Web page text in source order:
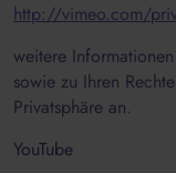
http://vimeo.com/
weitere
sowie zu Ihren
Privatsphäre an.
YouTube